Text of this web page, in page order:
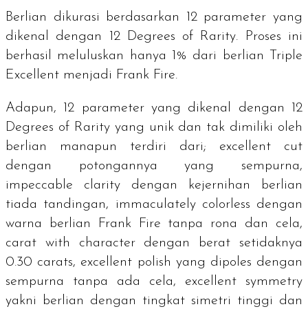
Berlian dikurasi berdasarkan 12 parameter yang
dikenal dengan
12 Degrees of Rarity. Proses ini
berhasil meluluskan hanya 1% dari berlian
Triple
Excellent menjadi Frank Fire.
Adapun, 12 parameter yang dikenal dengan
12
Degrees of Rarityyang unik dan tak dimiliki oleh
berlian manapun terdiri dari; excellent cut
dengan potongannya yang sempurna,
impeccable clarity dengan kejernihan berlian
tiada tandingan, immaculately colorless dengan
warna berlian Frank Fire tanpa rona dan cela,
carat with character dengan berat setidaknya
0.30 carats, excellent polish yang dipoles dengan
sempurna tanpa ada cela, excellent symmetry
yakni berlian dengan tingkat simetri tinggi dan